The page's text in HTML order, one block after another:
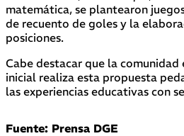
matemática, se plantearon
de recuento de goles y la
posiciones.
Cabe destacar que la
inicial realiza esta propuesta
las experiencias educativas con
Fuente: Prensa DGE